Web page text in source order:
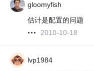
gloomyfish
估计是配置的问题
2010-10-18
lvp1984